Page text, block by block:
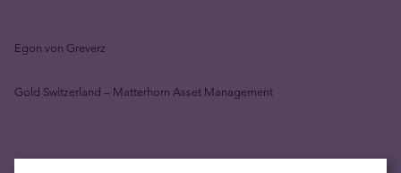
Egon von Greverz
Gold Switzerland – Matterhorn Asset Management